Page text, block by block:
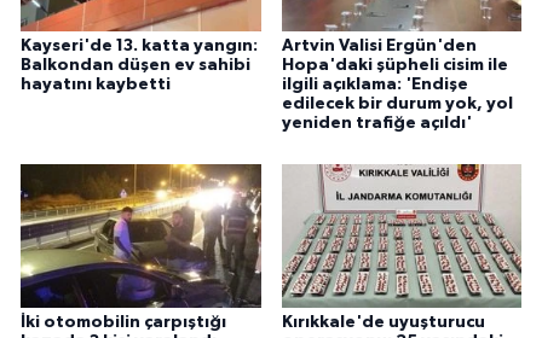
Kayseri'de 13. katta yangın:
Balkondan düşen ev sahibi
hayatını kaybetti
Artvin Valisi Ergün'den
Hopa'daki şüpheli cisim ile
ilgili açıklama: 'Endişe
edilecek bir durum yok, yol
yeniden trafiğe açıldı'
İki otomobilin çarpıştığı
Kırıkkale'de uyuşturucu